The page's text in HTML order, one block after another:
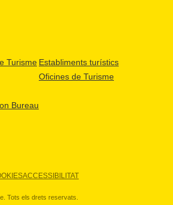
Turisme
Bureau
Establiments turístics
Oficines de Turisme
ACCESSIBILITAT
Tots els drets reservats.